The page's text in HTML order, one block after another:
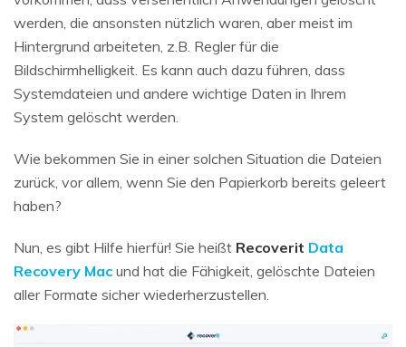
werden, die ansonsten nützlich waren, aber meist im
Hintergrund arbeiteten, z.B. Regler für die
Bildschirmhelligkeit. Es kann auch dazu führen, dass
Systemdateien und andere wichtige Daten in Ihrem
System gelöscht werden.
Wie bekommen Sie in einer solchen Situation die Dateien
zurück, vor allem, wenn Sie den Papierkorb bereits geleert
haben?
Nun, es gibt Hilfe hierfür! Sie heißt Recoverit Data
Recovery Mac und hat die Fähigkeit, gelöschte Dateien
aller Formate sicher wiederherzustellen.